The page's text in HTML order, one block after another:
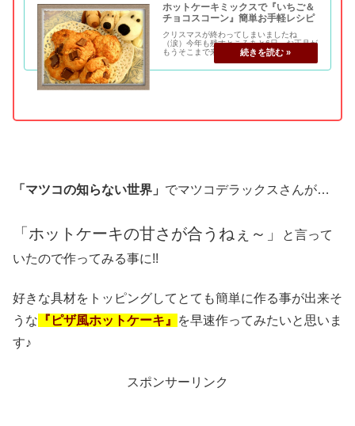
ホットケーキミックスで『いちご＆
チョコスコーン』簡単お手軽レシピ
クリスマスが終わってしまいましたね
（涙）今年も残すところあと6日。お正月が
もうそこまで来てます。今年は暖冬なのか
しら！？って思うほど温かい日が続いてい
るので年の瀬の気分じゃないんですが…だ
「マツコの知らない世界」 でマツコデラックスさんが…
「ホットケーキの甘さが合うねぇ～」
と言って
いたので作ってみる事に!!
好きな具材をトッピングしてとても簡単に作る事が出来そ
うな 『ピザ風ホットケーキ』
を早速作ってみたいと思いま
す♪
スポンサーリンク